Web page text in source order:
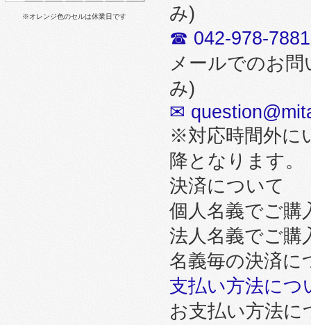
※オレンジ色のセルは休業日です
み)
☎ 042-978-7881
メールでのお
み)
✉
※対応時間外に
降となります。
決済について
個人名義でご購
法人名義でご購
名義毎の決済に
支払い方法につ
お支払い方法に